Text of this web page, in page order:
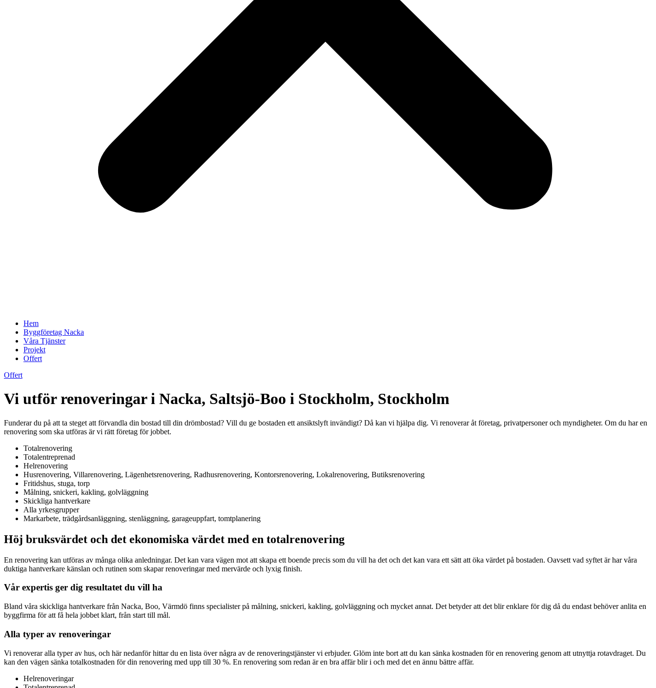
Hem
Byggföretag Nacka
Våra Tjänster
Projekt
Offert
Offert
Vi utför renoveringar i Nacka, Saltsjö-Boo i Stockholm, Stockholm
Funderar du på att ta steget att förvandla din bostad till din drömbostad? Vill du ge bostaden ett ansiktslyft invändigt? Då kan vi hjälpa dig. Vi renoverar åt företag, privatpersoner och myndigheter. Om du har en
renovering som ska utföras är vi rätt företag för jobbet.
Totalrenovering
Totalentreprenad
Helrenovering
Husrenovering, Villarenovering, Lägenhetsrenovering, Radhusrenovering, Kontorsrenovering, Lokalrenovering, Butiksrenovering
Fritidshus, stuga, torp
Målning, snickeri, kakling, golvläggning
Skickliga hantverkare
Alla yrkesgrupper
Markarbete, trädgårdsanläggning, stenläggning, garageuppfart, tomtplanering
Höj bruksvärdet och det ekonomiska värdet med en totalrenovering
En renovering kan utföras av många olika anledningar. Det kan vara vägen mot att skapa ett boende precis som du vill ha det och det kan vara ett sätt att öka värdet på bostaden. Oavsett vad syftet är har våra
duktiga hantverkare känslan och rutinen som skapar renoveringar med mervärde och lyxig finish.
Vår expertis ger dig resultatet du vill ha
Bland våra skickliga hantverkare från Nacka, Boo, Värmdö finns specialister på målning, snickeri, kakling, golvläggning och mycket annat. Det betyder att det blir enklare för dig då du endast behöver anlita en
byggfirma för att få hela jobbet klart, från start till mål.
Alla typer av renoveringar
Vi renoverar alla typer av hus, och här nedanför hittar du en lista över några av de renoveringstjänster vi erbjuder. Glöm inte bort att du kan sänka kostnaden för en renovering genom att utnyttja rotavdraget. Du
kan den vägen sänka totalkostnaden för din renovering med upp till 30 %. En renovering som redan är en bra affär blir i och med det en ännu bättre affär.
Helrenoveringar